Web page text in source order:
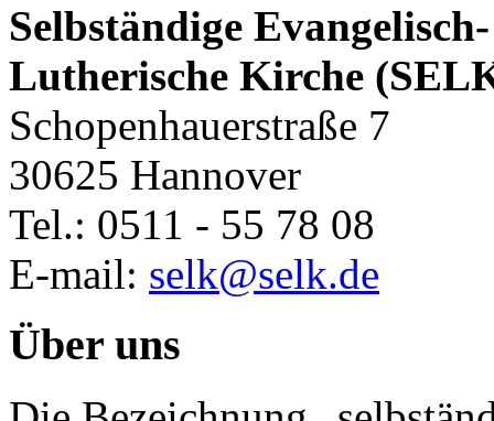
Selbständige Evangelisch-
Lutherische Kirche
Schopenhauerstraße 7
30625 Hannover
Tel.: 0511 - 55 78 08
E-mail: selk@selk.de
Über uns